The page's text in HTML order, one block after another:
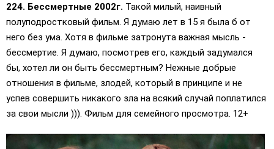
224. Бессмертные 2002г. Такой милый, наивный
полуподростковый фильм. Я думаю лет в 15 я была б от
него без ума. Хотя в фильме затронута важная мысль -
бессмертие. Я думаю, посмотрев его, каждый задумался
бы, хотел ли он быть бессмертным? Нежные добрые
отношения в фильме, злодей, который в принципе и не
успев совершить никакого зла на всякий случай поплатился
за свои мысли ))). Фильм для семейного просмотра. 12+